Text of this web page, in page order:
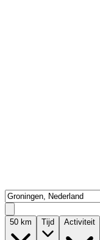
50 km Tijd Activiteit